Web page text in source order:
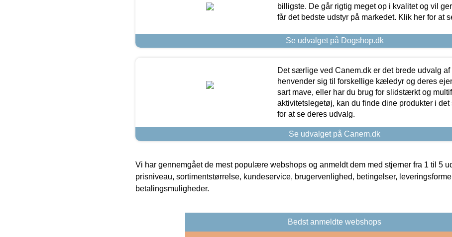
billigste. De går rigtig meget op i kvalitet og vil
får det bedste udstyr på markedet. Klik her for at
Se udvalget på Dogshop.dk
Det særlige ved Canem.dk er det brede udvalg af
henvender sig til forskellige kæledyr og deres
sart mave, eller har du brug for slidstærkt og
aktivitetslegetøj, kan du finde dine produkter i
for at se deres udvalg.
Se udvalget på Canem.dk
Vi har gennemgået de mest populære webshops og anmeldt dem med stjerner fra 1 til 5
prisniveau, sortimentstørrelse, kundeservice, brugervenlighed, betingelser,
betalingsmuligheder.
Bedst anmeldte webshops